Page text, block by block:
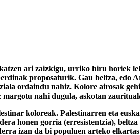
ari zaizkigu, urriko hiru
proposaturik. Gau beltza, edo
ordaindu nahiz. Kolore airosak
nahi dugula, askotan
koloreak. Palestinarren eta
honen gorria (erresistentzia),
izan da bi populuen arteko